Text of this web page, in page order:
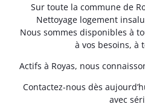
Sur toute la commune de
Nettoyage logement
Nous sommes disponibles à
à vos besoins, à
Actifs à Royas, nous
Contactez-nous dès
avec